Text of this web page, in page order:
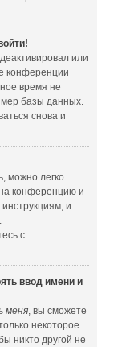
или
конференции
время не
базы данных.
снова и
можно легко
конференцию и
и
с
ввод имени и
меня, вы сможете
некоторое
никто другой не